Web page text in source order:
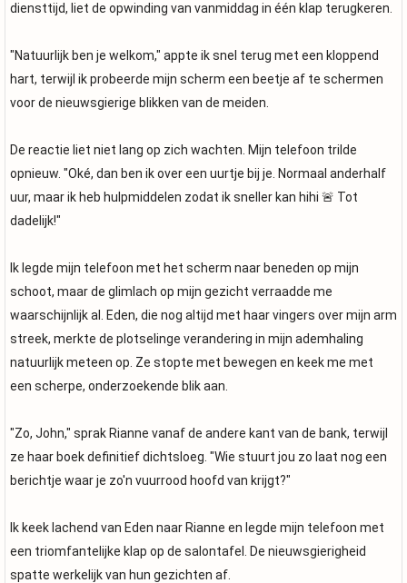
diensttijd, liet de opwinding van vanmiddag in één klap terugkeren.
"Natuurlijk ben je welkom," appte ik snel terug met een kloppend
hart, terwijl ik probeerde mijn scherm een beetje af te schermen
voor de nieuwsgierige blikken van de meiden.
De reactie liet niet lang op zich wachten. Mijn telefoon trilde
opnieuw. "Oké, dan ben ik over een uurtje bij je. Normaal anderhalf
uur, maar ik heb hulpmiddelen zodat ik sneller kan hihi 🚨 Tot
dadelijk!"
Ik legde mijn telefoon met het scherm naar beneden op mijn
schoot, maar de glimlach op mijn gezicht verraadde me
waarschijnlijk al. Eden, die nog altijd met haar vingers over mijn arm
streek, merkte de plotselinge verandering in mijn ademhaling
natuurlijk meteen op. Ze stopte met bewegen en keek me met
een scherpe, onderzoekende blik aan.
"Zo, John," sprak Rianne vanaf de andere kant van de bank, terwijl
ze haar boek definitief dichtsloeg. "Wie stuurt jou zo laat nog een
berichtje waar je zo'n vuurrood hoofd van krijgt?"
Ik keek lachend van Eden naar Rianne en legde mijn telefoon met
een triomfantelijke klap op de salontafel. De nieuwsgierigheid
spatte werkelijk van hun gezichten af.